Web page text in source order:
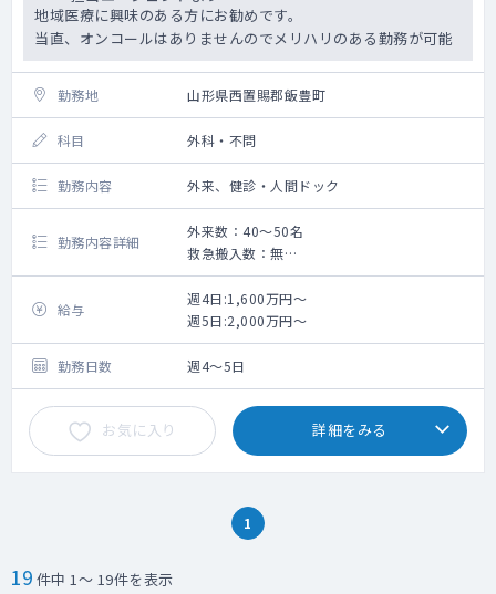
地域医療に興味のある方にお勧めです。
当直、オンコールはありませんのでメリハリのある勤務が可能
勤務地 山形県西置賜郡飯豊町
科目 外科・不問
勤務内容 外来、健診・人間ドック
勤務内容詳細
外来数：40～50名
救急搬入数：無
手術数：無
・主に外来業務、住民健診、同法人内の施設
への往診、院長業務
・電子カルテあり（BML）
超音波検査（健康診断）は有り。
地域性を考え、将来的にオンライン診療の実
施を見込んでいます。
将来的に訪問診療・医療ＭａａＳの実施を見
込んでいます。
給与
週4日:1,600万円～
週5日:2,000万円～
勤務日数 週4～5日
お気に入り 詳細をみる
1
19 件中 1～ 19件を表示